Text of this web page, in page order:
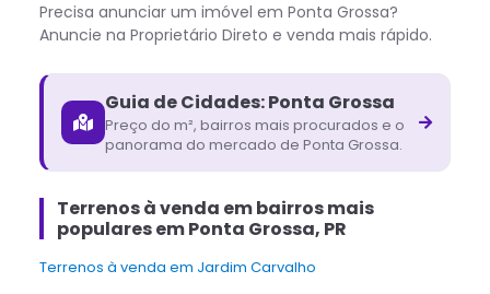
Precisa anunciar um imóvel em Ponta Grossa?
Anuncie na Proprietário Direto e venda mais rápido.
Guia de Cidades:Ponta Grossa
Preço do m², bairros mais procurados e o
panorama do mercado de Ponta Grossa.
Terrenos à venda em bairros mais
populares em Ponta Grossa, PR
Terrenos à venda em Jardim Carvalho